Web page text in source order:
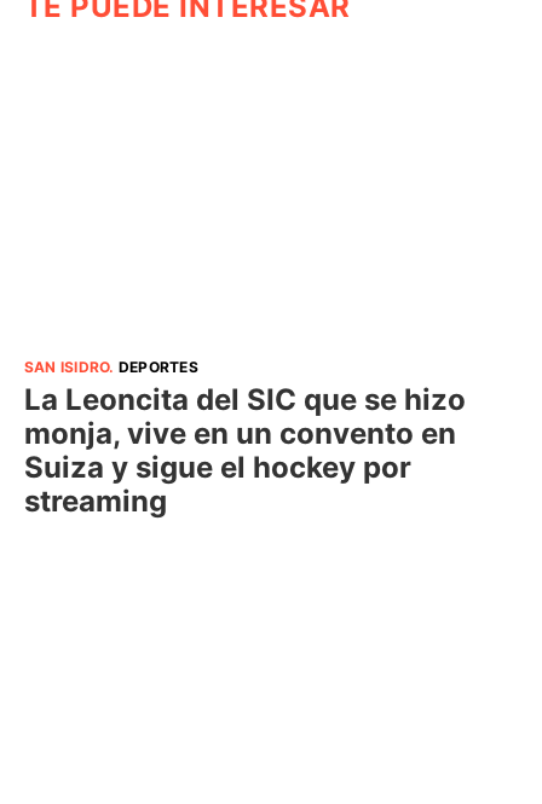
SAN ISIDRO. DEPORTES
La Leoncita del SIC que se hizo
monja, vive en un convento en
Suiza y sigue el hockey por
streaming